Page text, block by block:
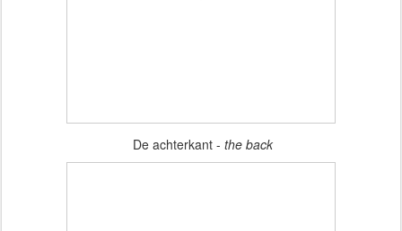
De achterkant - the back